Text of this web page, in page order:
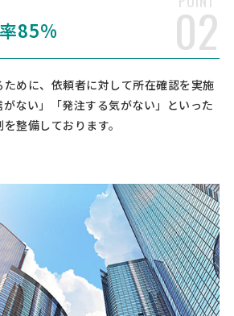
02
85%
めに、依頼者に対して所在確認を実施
がない」「発注する気がない」といった
整備しております。
[会社規模] 31〜100名 [依頼・相談内容] 社員
会・労働保険手続き、給与計算手続きについ
件
【労務のアウトソース】見積も
ソースを検討しています。専門知識の不足や
給与計算や社会保険手続き、労務相談などを
ます。現在の従業員数は11人で、8月以降から
ており、月額2～3万円の予算 …
件 労務顧問の見積もり依頼
務士 > 顧問社労士